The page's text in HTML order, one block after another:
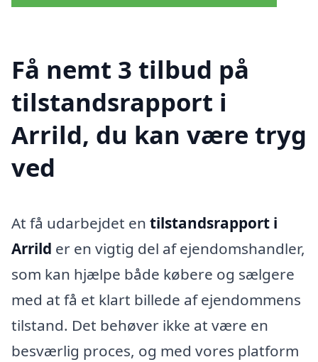
Få nemt 3 tilbud på
tilstandsrapport i
Arrild, du kan være tryg
ved
At få udarbejdet en tilstandsrapport i
Arrild er en vigtig del af ejendomshandler,
som kan hjælpe både købere og sælgere
med at få et klart billede af ejendommens
tilstand. Det behøver ikke at være en
besværlig proces, og med vores platform